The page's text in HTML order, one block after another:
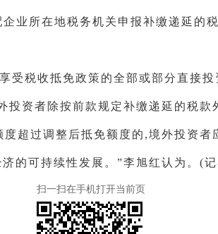
业所在地税务机关申报补缴递延的
受税收抵免政策的全部或部分直接
投资者除按前款规定补缴递延的税
超过调整后抵免额度的,境外投资
的可持续性发展。”李旭红认为。(
扫一扫在手机打开当前页